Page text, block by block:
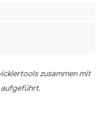
zusammen mit
aufgeführt.